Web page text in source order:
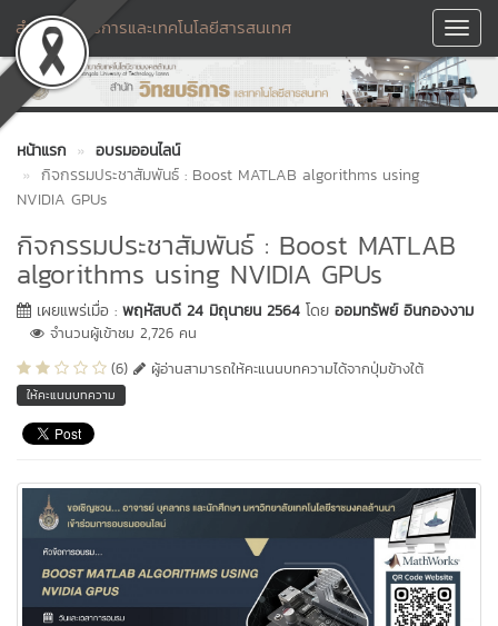
สำนักวิทยบริการและเทคโนโลยีสารสนเทศ
หน้าแรก
อบรมออนไลน์
กิจกรรมประชาสัมพันธ์ : Boost MATLAB algorithms using
NVIDIA GPUs
กิจกรรมประชาสัมพันธ์ : Boost MATLAB
algorithms using NVIDIA GPUs
เผยแพร่เมื่อ : พฤหัสบดี 24 มิถุนายน 2564 โดย ออมทรัพย์ อินกองงาม
จำนวนผู้เข้าชม 2,726 คน
(6)
ผู้อ่านสามารถให้คะแนนบทความได้จากปุ่มข้างใต้
ให้คะแนนบทความ